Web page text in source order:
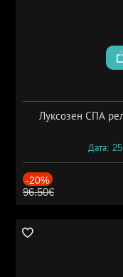
Луксозен СПА
Дата:
-20%
96.50€